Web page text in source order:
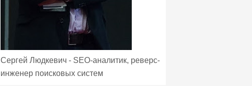
Сергей Людкевич - SEO-аналитик, реверс-
инженер поисковых систем